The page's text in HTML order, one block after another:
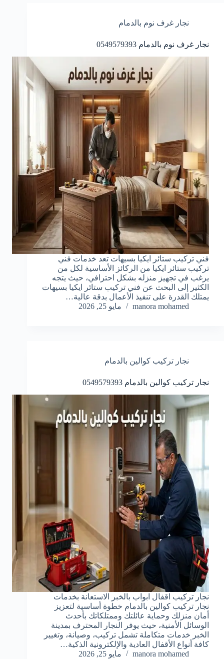
نجار غرف نوم بالدمام
نجار غرف نوم بالدمام 0549579393
فني تركيب ستائر ايكيا بسيهات تعد خدمات فني
تركيب ستائر ايكيا من الركائز الأساسية لكل من
يرغب في تجهيز منزله بشكل احترافي، حيث يتجه
الكثير إلى البحث عن فني تركيب ستائر ايكيا بسيهات
يمتلك القدرة على تنفيذ الأعمال بدقة عالية…
manora mohamed
مايو 25, 2026
نجار تركيب كوالين بالدمام
نجار تركيب كوالين بالدمام 0549579393
نجار تركيب اقفال ابواب بالخبر الاستعانة بخدمات
نجار تركيب كوالين بالدمام خطوة أساسية لتعزيز
أمان منزلك وحماية عائلتك وممتلكاتك بأحدث
الوسائل الأمنية، حيث يوفر النجار المحترف بمدينة
الخبر خدمات متكاملة تشمل تركيب، وصيانة، وتغيير
كافة أنواع الأقفال العادية والإلكترونية الذكية…
manora mohamed
مايو 25, 2026